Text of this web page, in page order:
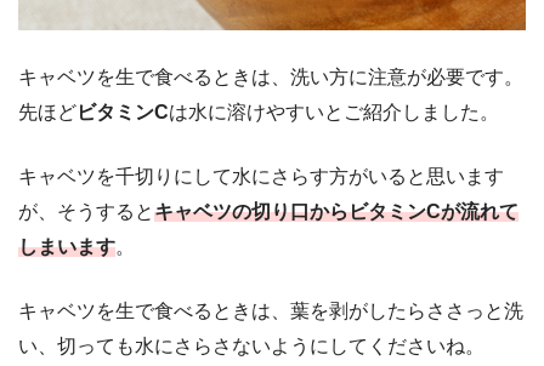
キャベツを生で食べるときは、洗い方に注意が必要です。
先ほどビタミンCは水に溶けやすいとご紹介しました。
キャベツを千切りにして水にさらす方がいると思います
が、そうするとキャベツの切り口からビタミンCが流れて
しまいます。
キャベツを生で食べるときは、葉を剥がしたらささっと洗
い、切っても水にさらさないようにしてくださいね。